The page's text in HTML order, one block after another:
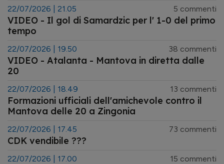
22/07/2026 | 21.05 5 commenti
VIDEO - Il gol di Samardzic per l' 1-0 del primo
tempo
22/07/2026 | 19.50 38 commenti
VIDEO - Atalanta - Mantova in diretta dalle
20
22/07/2026 | 18.49 13 commenti
Formazioni ufficiali dell'amichevole contro il
Mantova delle 20 a Zingonia
22/07/2026 | 17.45 73 commenti
CDK vendibile ???
22/07/2026 | 17.00 15 commenti